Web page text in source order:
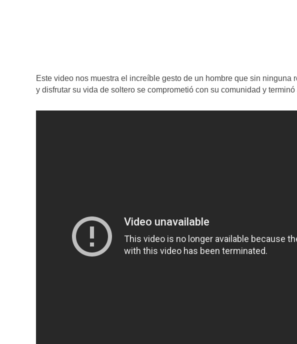
Este video nos muestra el increíble gesto de un hombre que sin
y disfrutar su vida de soltero se comprometió con su comunidad y